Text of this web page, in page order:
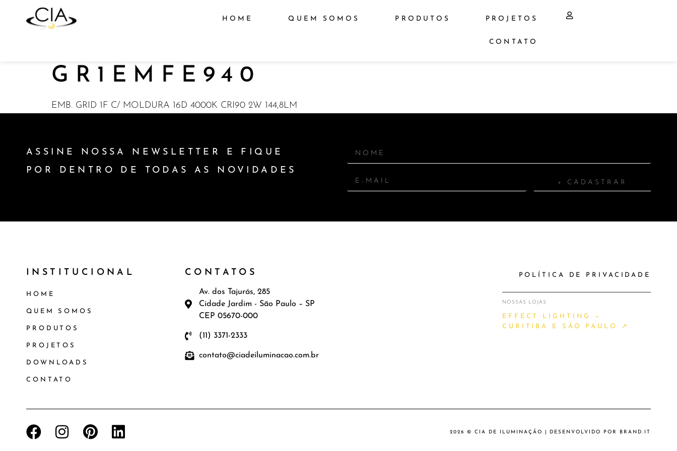
HOME QUEM SOMOS PRODUTOS PROJETOS
CONTATO
GR1EMFE940
EMB. GRID 1F C/ MOLDURA 16D 4000K CRI90 2W 144,8LM
ASSINE NOSSA NEWSLETTER E FIQUE
POR DENTRO DE TODAS AS NOVIDADES
+ CADASTRAR
INSTITUCIONAL
HOME
QUEM SOMOS
PRODUTOS
PROJETOS
DOWNLOADS
CONTATO
CONTATOS
Av. dos Tajurás, 285
Cidade Jardim - São Paulo – SP
CEP 05670-000
(11) 3371-2333
contato@ciadeiluminacao.com.br
POLÍTICA DE PRIVACIDADE
NOSSAS LOJAS
EFFECT LIGHTING —
CURITIBA E SÃO PAULO ↗
2026 © CIA DE ILUMINAÇÃO | DESENVOLVIDO POR BRAND.IT